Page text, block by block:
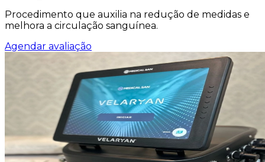
Procedimento que auxilia na redução de medidas e
melhora a circulação sanguínea.
Agendar avaliação